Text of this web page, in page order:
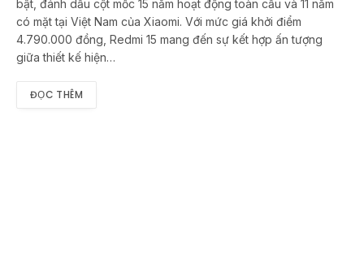
bật, đánh dấu cột mốc 15 năm hoạt động toàn cầu và 11 năm
có mặt tại Việt Nam của Xiaomi. Với mức giá khởi điểm
4.790.000 đồng, Redmi 15 mang đến sự kết hợp ấn tượng
giữa thiết kế hiện…
ĐỌC THÊM